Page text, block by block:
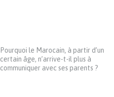
Pourquoi le Marocain, à partir d’un
certain âge, n’arrive-t-il plus à
communiquer avec ses parents ?